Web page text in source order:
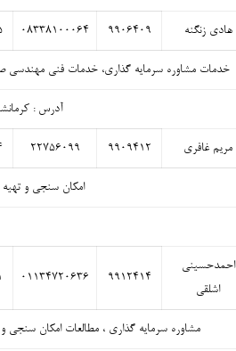
هادی زنگنه ۹۹۰۶۴۰۹ ۰۸۳۳۸۱۰۰۰۶۴
خدمات مشاوره سرمایه گذاری، خدمات فنی مهندسی
آدرس : کرمانشاه سه راه ۲۲ بهمن ساختمان
مریم غافری ۹۹۰۹۴۱۲ ۲۲۷۵۶۰۹۹
امکان سنجی و
احمدحسینی
اشلقی
۹۹۱۲۴۱۴ ۰۱۱۳۴۷۲۰۶۳۶
مشاوره سرمایه گذاری ، مطالعات امکان